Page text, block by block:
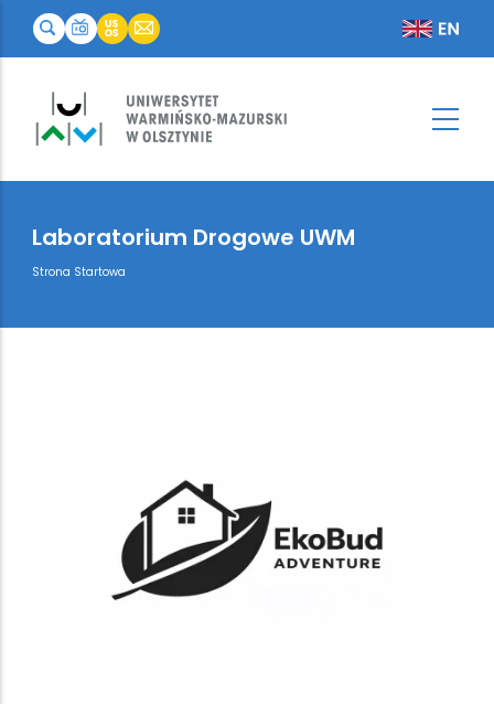
Laboratorium Drogowe UWM
Breadcrumb
Strona Startowa